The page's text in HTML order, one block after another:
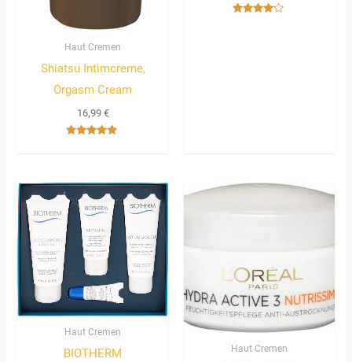
Haut Cremen
Shiatsu Intimcreme,
Orgasm Cream
16,99 €
Haut Cremen
BIOTHERM
Haut Cremen